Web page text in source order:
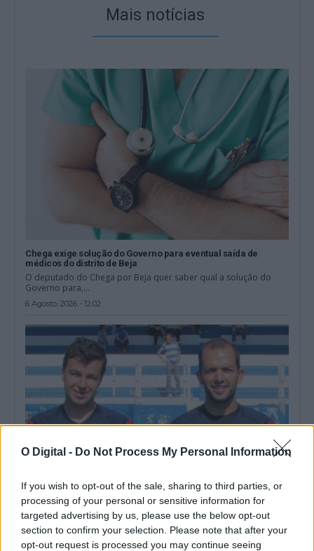
O Digital - Do Not Process My Personal Information
If you wish to opt-out of the sale, sharing to third parties, or
processing of your personal or sensitive information for
targeted advertising by us, please use the below opt-out
section to confirm your selection. Please note that after your
opt-out request is processed you may continue seeing
Mais notícias
Chega exige solução do Governo para eventual saída de
médicos do distrito de Beja
O deputado do Chega por Beja quer saber qual a solução do
Governo para,...
6 Agosto, 2026 - 12:02
Arbitragem: Luís Godinho nomeado para jogo do Porto, Pedro
Ramalho no encontro do Benfica
A Federação Portuguesa de Futebol (FPF) divulgou as nomeações
dos árbitros para a jornada...